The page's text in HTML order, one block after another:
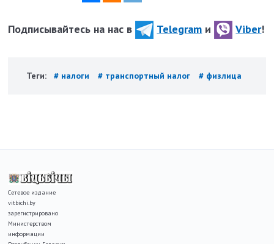
Подписывайтесь на нас в Telegram и Viber!
Теги: # налоги # транспортный налог # физлица
Сетевое издание
vitbichi.by
зарегистрировано
Министерством
информации